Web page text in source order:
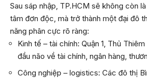
Sau sáp nhập, TP.HCM sẽ không còn
tâm đơn độc, mà trở thành một đại đô
năng phân cực rõ ràng:
Kinh tế – tài chính: Quận 1, Thủ
đầu não về tài chính, ngân hàng,
Công nghiệp – logistics: Các đô thị